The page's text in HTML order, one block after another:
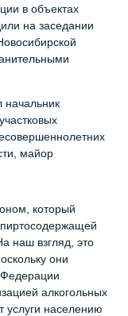
в объектах
на заседании
начальник
майор
который
наш взгляд, это
они
алкогольных
услуги населению